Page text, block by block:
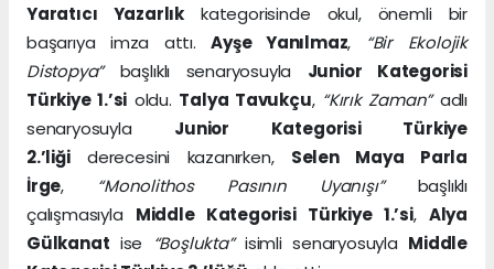
Yaratıcı Yazarlıkkategorisinde okul, önemli bir
başarıya imza attı.Ayşe Yanılmaz,
“Bir Ekolojik
Distopya”başlıklı senaryosuyla Junior Kategorisi
Türkiye 1.’si oldu. Talya Tavukçu, “Kırık Zaman”adlı
senaryosuyla Junior Kategorisi Türkiye
2.’liğiderecesini kazanırken, Selen Maya Parla
İrge, “Monolithos Pasının Uyanışı”başlıklı
çalışmasıyla Middle Kategorisi Türkiye 1.’si, Alya
Gülkanat ise “Boşlukta”isimli senaryosuyla Middle